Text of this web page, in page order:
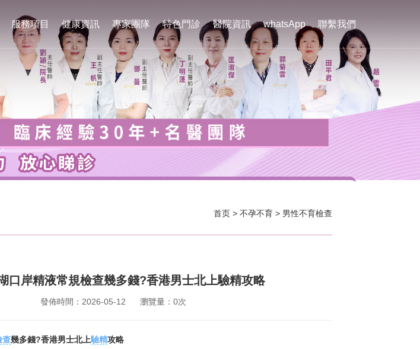
服務項目 健康資訊 專家團隊 特色門診 醫院資訊 whatsApp 聯繫我們
首页 >不孕不育 > 男性不育檢查
口岸精液常規檢查幾多錢?香港男士北上驗精攻略
發佈時間：2026-05-12 瀏覽量：0次
查幾多錢?香港男士北上驗精攻略